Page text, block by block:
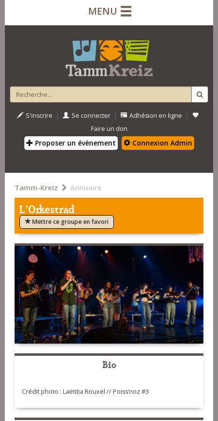
MENU
S'inscrire | Se connecter | Adhésion en ligne |
Faire un don
Proposer un évènement Connexion Admin
Tamm-Kreiz Annuaire
L’Orkestrad
Mettre ce groupe en favori
Bio
Crédit photo : Laëtitia Rouxel // Poiss’noz #3